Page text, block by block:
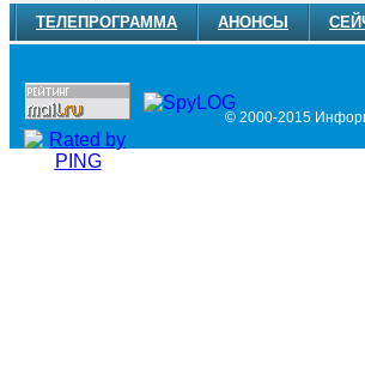
ТЕЛЕПРОГРАММА АНОНСЫ
© 2000-2015